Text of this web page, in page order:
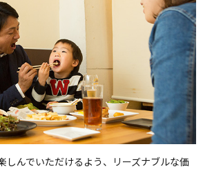
しんでいただけるよう、リーズナブルな価